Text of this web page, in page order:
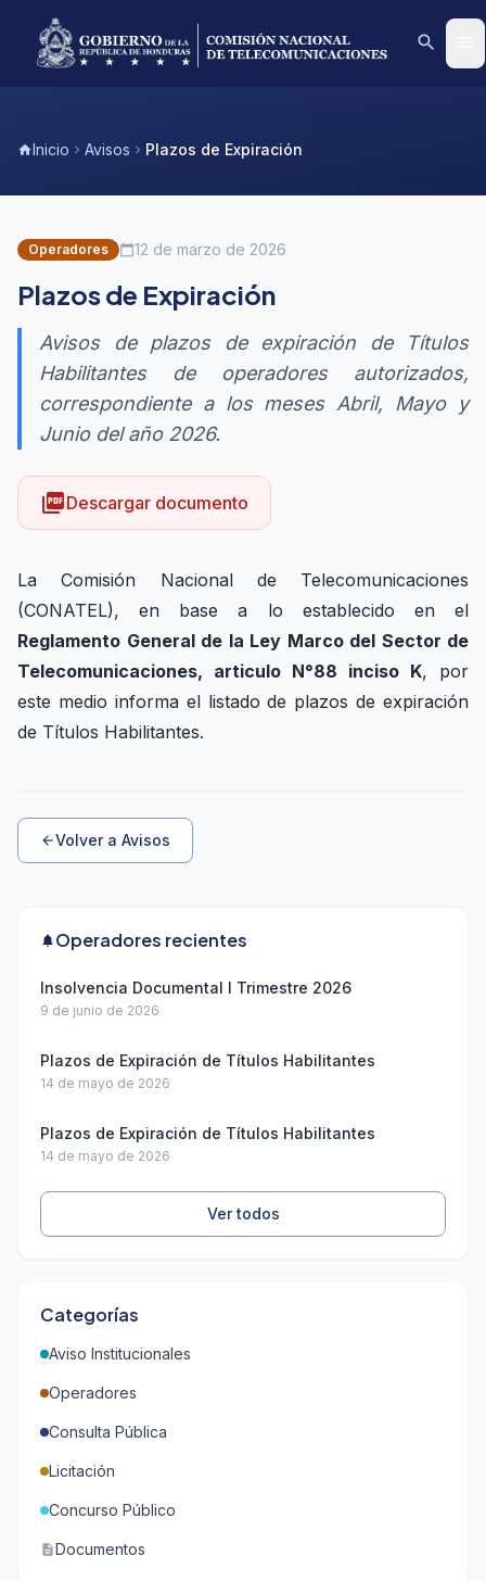
search
homeInicio chevron_right Avisos chevron_right Plazos de Expiración
Operadores calendar_today12 de marzo de 2026
Plazos de Expiración
Avisos de plazos de expiración de Títulos
Habilitantes de operadores autorizados,
correspondiente a los meses Abril, Mayo y
Junio del año 2026.
picture_as_pdfDescargar documento
La Comisión Nacional de Telecomunicaciones
(CONATEL), en base a lo establecido en el
Reglamento General de la Ley Marco del Sector de
Telecomunicaciones, articulo N°88 inciso K, por
este medio informa el listado de plazos de expiración
de Títulos Habilitantes.
arrow_backVolver a Avisos
notifications Operadores recientes
Insolvencia Documental I Trimestre 2026
9 de junio de 2026
Plazos de Expiración de Títulos Habilitantes
14 de mayo de 2026
Plazos de Expiración de Títulos Habilitantes
14 de mayo de 2026
Ver todos
Categorías
Aviso Institucionales
Operadores
Consulta Pública
Licitación
Concurso Público
descriptionDocumentos